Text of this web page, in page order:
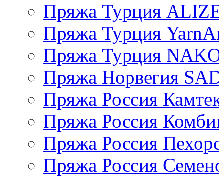
Пряжа Турция
Пряжа Турция
Пряжа Турция
Пряжа Норвегия
Пряжа Россия
Пряжа Россия
Пряжа Россия
Пряжа Россия